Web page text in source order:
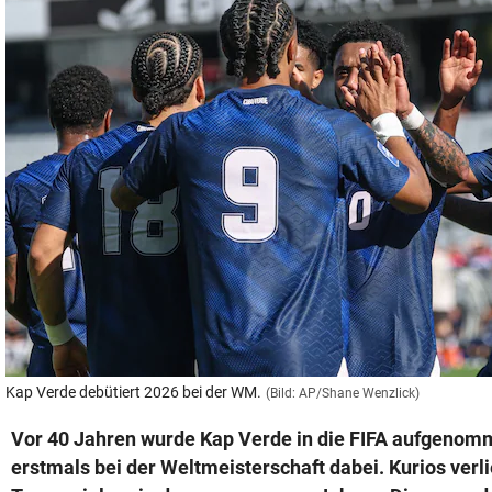
© Krone Multimedia GmbH & Co KG 2026
Muthgasse 2, 1190 Wien
Kap Verde debütiert 2026 bei der WM. (Bild: AP/Shane Wenzlick)
Vor 40 Jahren wurde Kap Verde in die FIFA
erstmals bei der Weltmeisterschaft dabei. Kurios